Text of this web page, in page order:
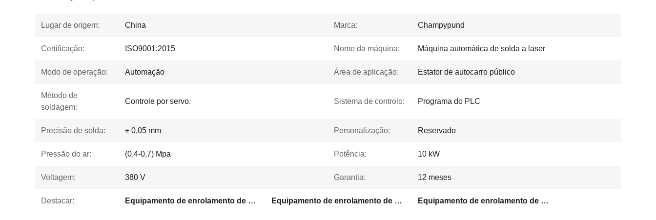
Lugar de origem: China Marca: Champypund
Certificação: ISO9001:2015 Nome da máquina: Máquina automática de solda a laser
Modo de operação: Automação Área de aplicação: Estator de autocarro público
Método de
soldagem:
Controle por servo. Sistema de controlo: Programa do PLC
Precisão de solda: ± 0,05 mm Personalização: Reservado
Pressão do ar: (0,4-0,7) Mpa Potência: 10 kW
Voltagem: 380 V Garantia: 12 meses
Destacar: Equipamento de enrolamento de estator de solda Equipamento de enrolamento de estatores ISO9001 Equipamento de enrolamento de motores elétricos ISO9001